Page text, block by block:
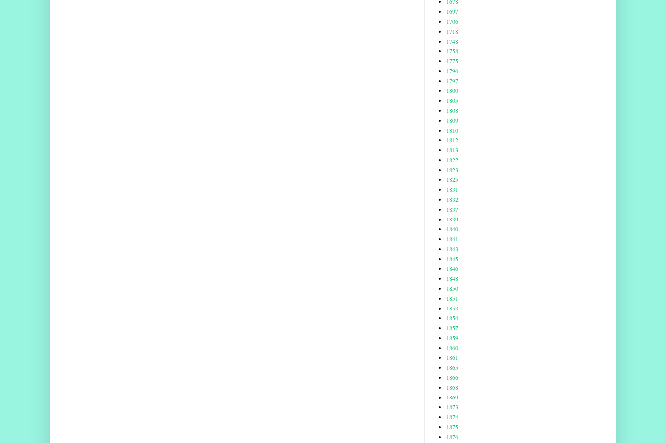
1697
1706
1718
1748
1758
1775
1796
1797
1800
1805
1808
1809
1810
1812
1813
1822
1823
1825
1831
1832
1837
1839
1840
1841
1843
1845
1846
1848
1850
1851
1853
1854
1857
1859
1860
1861
1865
1866
1868
1869
1873
1874
1875
1876